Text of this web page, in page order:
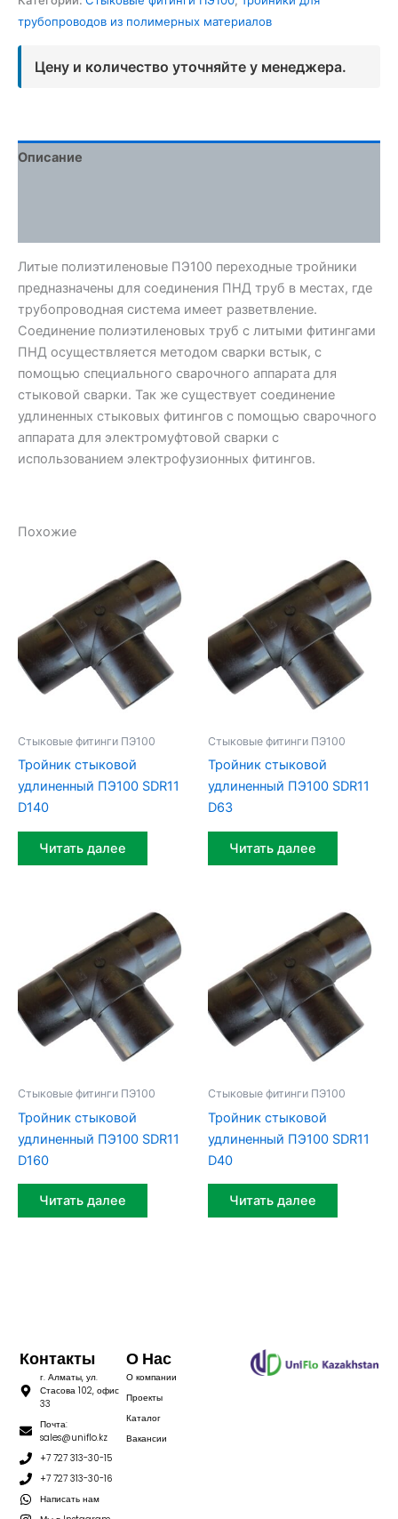
трубопроводов из полимерных материалов
Цену и количество уточняйте у менеджера.
Описание
Литые полиэтиленовые ПЭ100 переходные тройники
предназначены для соединения ПНД труб в местах, где
трубопроводная система имеет разветвление.
Соединение полиэтиленовых труб с литыми фитингами
ПНД осуществляется методом сварки встык, с
помощью специального сварочного аппарата для
стыковой сварки. Так же существует соединение
удлиненных стыковых фитингов с помощью сварочного
аппарата для электромуфтовой сварки с
использованием электрофузионных фитингов.
Похожие
Стыковые фитинги ПЭ100
Тройник стыковой
удлиненный ПЭ100 SDR11
D140
Читать далее
Стыковые фитинги ПЭ100
Тройник стыковой
удлиненный ПЭ100 SDR11
D63
Читать далее
Стыковые фитинги ПЭ100
Тройник стыковой
удлиненный ПЭ100 SDR11
D160
Читать далее
Стыковые фитинги ПЭ100
Тройник стыковой
удлиненный ПЭ100 SDR11
D40
Читать далее
О Нас
О компании
Проекты
Каталог
Вакансии
Контакты
г. Алматы, ул.
Стасова 102, офис
33
Почта:
sales@uniflo.kz
+7 727 313-30-15
+7 727 313-30-16
Написать нам